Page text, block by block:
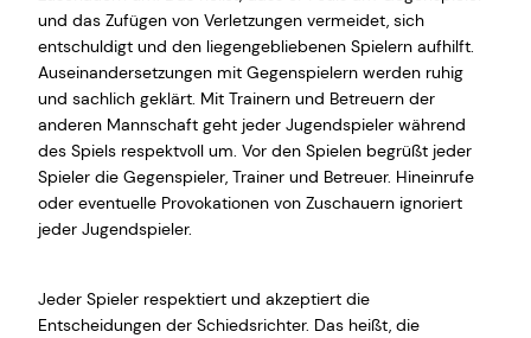
und das Zufügen von Verletzungen vermeidet, sich
entschuldigt und den liegengebliebenen Spielern aufhilft.
Auseinandersetzungen mit Gegenspielern werden ruhig
und sachlich geklärt. Mit Trainern und Betreuern der
anderen Mannschaft geht jeder Jugendspieler während
des Spiels respektvoll um. Vor den Spielen begrüßt jeder
Spieler die Gegenspieler, Trainer und Betreuer. Hineinrufe
oder eventuelle Provokationen von Zuschauern ignoriert
jeder Jugendspieler.
Jeder Spieler respektiert und akzeptiert die
Entscheidungen der Schiedsrichter. Das heißt, die